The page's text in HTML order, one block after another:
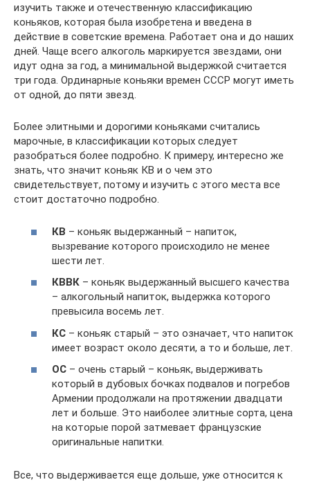
изучить также и отечественную классификацию
коньяков, которая была изобретена и введена в
действие в советские времена. Работает она и до наших
дней. Чаще всего алкоголь маркируется звездами, они
идут одна за год, а минимальной выдержкой считается
три года. Ординарные коньяки времен СССР могут иметь
от одной, до пяти звезд.
Более элитными и дорогими коньяками считались
марочные, в классификации которых следует
разобраться более подробно. К примеру, интересно же
знать, что значит коньяк КВ и о чем это
свидетельствует, потому и изучить с этого места все
стоит достаточно подробно.
КВ – коньяк выдержанный – напиток,
вызревание которого происходило не менее
шести лет.
КВВК – коньяк выдержанный высшего качества
– алкогольный напиток, выдержка которого
превысила восемь лет.
КС – коньяк старый – это означает, что напиток
имеет возраст около десяти, а то и больше, лет.
ОС – очень старый – коньяк, выдерживать
который в дубовых бочках подвалов и погребов
Армении продолжали на протяжении двадцати
лет и больше. Это наиболее элитные сорта, цена
на которые порой затмевает французские
оригинальные напитки.
Все, что выдерживается еще дольше, уже относится к